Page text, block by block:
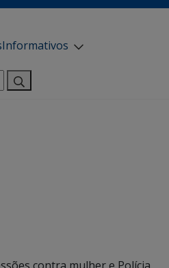
Informativos